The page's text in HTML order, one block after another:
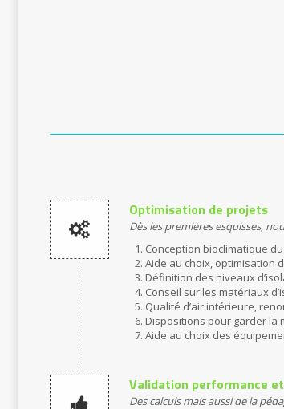
Optimisation de projets
Dès les premières esquisses,
Conception bioclimatique
Aide au choix, optimisation
Définition des niveaux
Conseil sur les matériaux
Qualité d’air intérieure,
Dispositions pour garder la
Aide au choix des
Validation performance
Des calculs mais aussi de la